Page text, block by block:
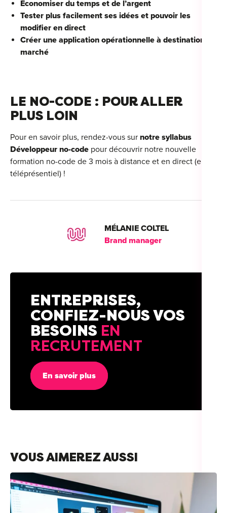
Économiser du temps et de l’argent
Tester plus facilement ses idées et pouvoir les
modifier en direct
Créer une application opérationnelle à destination du
marché
LE NO-CODE : POUR ALLER
PLUS LOIN
Pour en savoir plus, rendez-vous sur notre syllabus
Développeur no-code pour découvrir notre nouvelle
formation no-code de 3 mois à distance et en direct (en
téléprésentiel) !
MÉLANIE COLTEL
Brand manager
ENTREPRISES,
CONFIEZ-NOUS VOS
BESOINS EN
RECRUTEMENT
En savoir plus
VOUS AIMEREZ AUSSI